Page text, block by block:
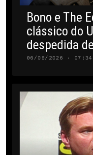
Bono e The
clássico do
despedida
06/08/2026 · 07:34